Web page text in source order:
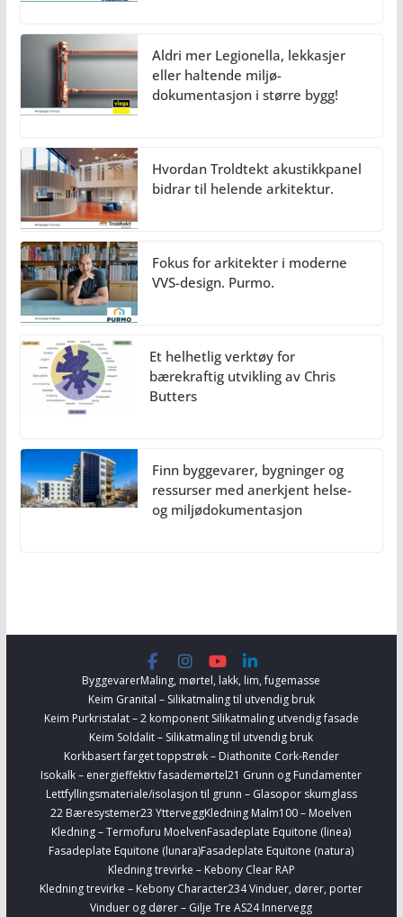
Aldri mer Legionella, lekkasjer
eller haltende miljø-
dokumentasjon i større bygg!
Hvordan Troldtekt akustikkpanel
bidrar til helende arkitektur.
Fokus for arkitekter i moderne
VVS-design. Purmo.
Et helhetlig verktøy for
bærekraftig utvikling av Chris
Butters
Finn byggevarer, bygninger og
ressurser med anerkjent helse-
og miljødokumentasjon
ByggevarerMaling, mørtel, lakk, lim, fugemasse
Keim Granital – Silikatmaling til utvendig bruk
Keim Purkristalat – 2 komponent Silikatmaling utvendig fasade
Keim Soldalit – Silikatmaling til utvendig bruk
Korkbasert farget toppstrøk – Diathonite Cork-Render
Isokalk – energieffektiv fasademørtel21 Grunn og Fundamenter
Lettfyllingsmateriale/isolasjon til grunn – Glasopor skumglass
22 Bæresystemer23 YtterveggKledning Malm100 – Moelven
Kledning – Termofuru MoelvenFasadeplate Equitone (linea)
Fasadeplate Equitone (lunara)Fasadeplate Equitone (natura)
Kledning trevirke – Kebony Clear RAP
Kledning trevirke – Kebony Character234 Vinduer, dører, porter
Vinduer og dører – Gilje Tre AS24 Innervegg